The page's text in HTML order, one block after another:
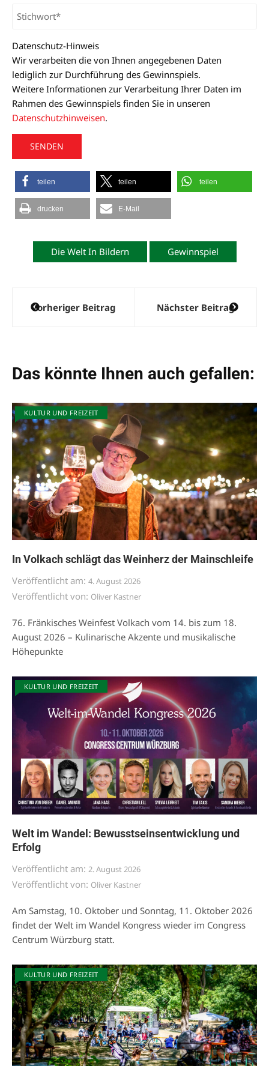
Datenschutz-Hinweis
Wir verarbeiten die von Ihnen angegebenen Daten
lediglich zur Durchführung des Gewinnspiels.
Weitere Informationen zur Verarbeitung Ihrer Daten im
Rahmen des Gewinnspiels finden Sie in unseren
Datenschutzhinweisen.
A
e
teilen teilen teilen
drucken E-Mail
Die Welt In Bildern Gewinnspiel
Beitragsnavigation
Vorheriger Beitrag Nächster Beitrag
Das könnte Ihnen auch gefallen:
KULTUR UND FREIZEIT
In Volkach schlägt das Weinherz der Mainschleife
Veröffentlicht am: 4. August 2026
Veröffentlicht von: Oliver Kastner
76. Fränkisches Weinfest Volkach vom 14. bis zum 18.
August 2026 – Kulinarische Akzente und musikalische
Höhepunkte
KULTUR UND FREIZEIT
Welt im Wandel: Bewusstseinsentwicklung und
Erfolg
Veröffentlicht am: 2. August 2026
Veröffentlicht von: Oliver Kastner
Am Samstag, 10. Oktober und Sonntag, 11. Oktober 2026
findet der Welt im Wandel Kongress wieder im Congress
Centrum Würzburg statt.
KULTUR UND FREIZEIT